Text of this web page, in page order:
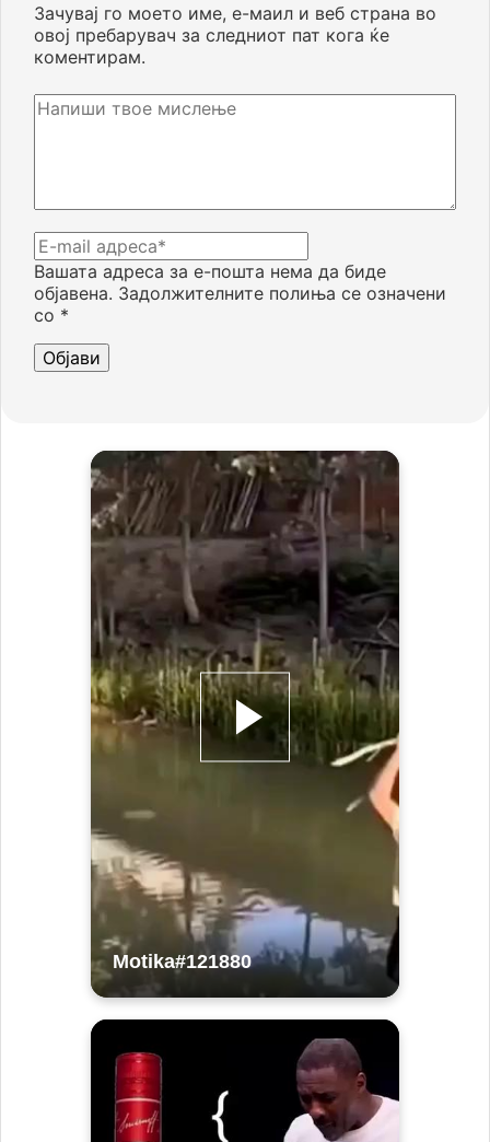
Вашата адреса за е-пошта нема да биде
објавена. Задолжителните полиња се означени
со *
Зачувај го моето име, е-маил и веб страна во
овој пребарувач за следниот пат кога ќе
коментирам.